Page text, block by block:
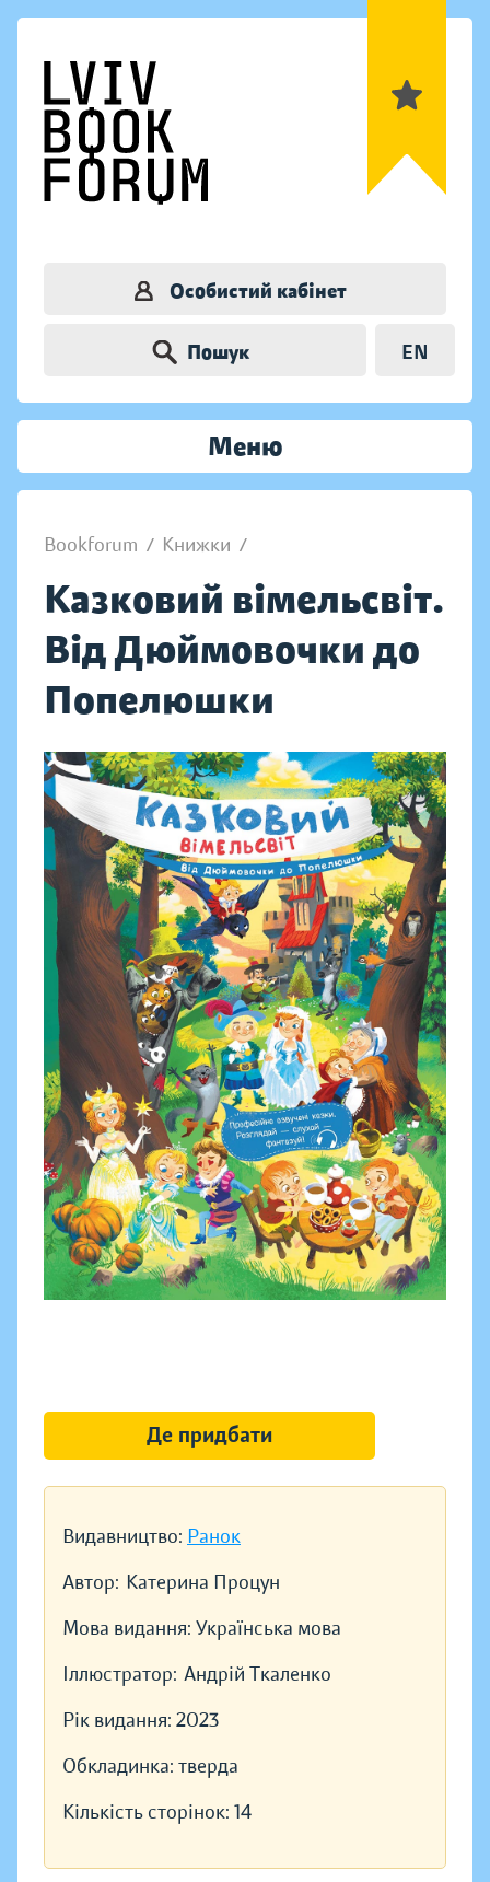
Особистий кабінет
Пошук EN
Меню
Bookforum / Книжки /
Казковий вімельсвіт.
Від Дюймовочки до
Попелюшки
Видавництво: Ранок
Автор: Катерина Процун
Мова видання: Українська мова
Іллюстратор: Андрій Ткаленко
Рік видання: 2023
Обкладинка: тверда
Кількість сторінок: 14
Де придбати